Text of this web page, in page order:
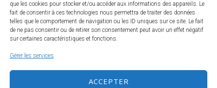
que les cookies pour stocker et/ou accéder aux informations des appareils. Le
fait de consentir à ces technologies nous permettra de traiter des données
telles que le comportement de navigation ou les ID uniques sur ce site. Le fait
de ne pas consentir ou de retirer son consentement peut avoir un effet négatif
sur certaines caractéristiques et fonctions.
Gérer les services
ACCEPTER
Ne ratez rien, inscrivez-vous à la Newsletter !